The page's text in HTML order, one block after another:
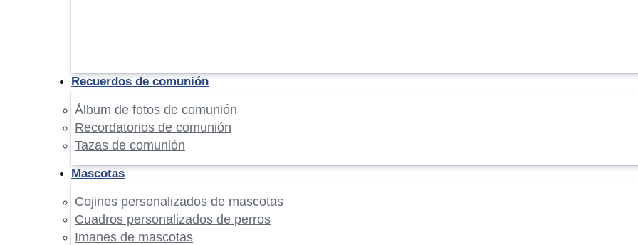
Recuerdos de comunión
Álbum de fotos de comunión
Recordatorios de comunión
Tazas de comunión
Mascotas
Cojines personalizados de mascotas
Cuadros personalizados de perros
Imanes de mascotas